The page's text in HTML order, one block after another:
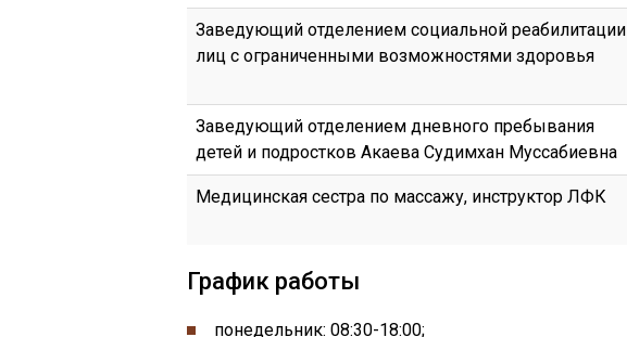
Заведующий отделением социальной реабилитации
лиц с ограниченными возможностями здоровья
Заведующий отделением дневного пребывания
детей и подростков Акаева Судимхан Муссабиевна
Медицинская сестра по массажу, инструктор ЛФК
График работы
понедельник: 08:30-18:00;